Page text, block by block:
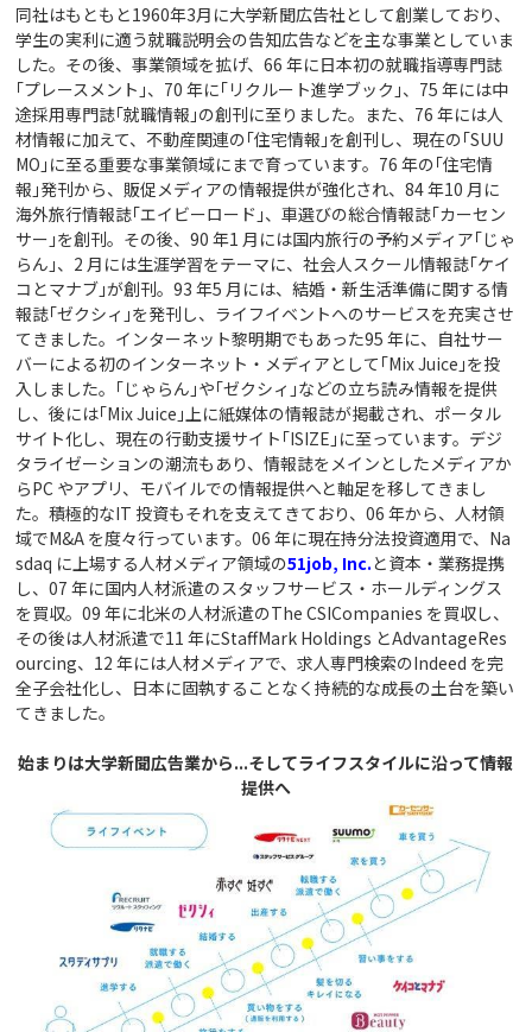
同社はもともと1960年3月に大学新聞広告社として創業しており、
学生の実利に適う就職説明会の告知広告などを主な事業としていま
した。その後、事業領域を拡げ、66 年に日本初の就職指導専門誌
｢プレースメント｣、70 年に｢リクルート進学ブック｣、75 年には中
途採用専門誌｢就職情報｣の創刊に至りました。また、76 年には人
材情報に加えて、不動産関連の｢住宅情報｣を創刊し、現在の｢SUU
MO｣に至る重要な事業領域にまで育っています。76 年の｢住宅情
報｣発刊から、販促メディアの情報提供が強化され、84 年10 月に
海外旅行情報誌｢エイビーロード｣、車選びの総合情報誌｢カーセン
サー｣を創刊。その後、90 年1 月には国内旅行の予約メディア｢じゃ
らん｣、2 月には生涯学習をテーマに、社会人スクール情報誌｢ケイ
コとマナブ｣が創刊。93 年5 月には、結婚・新生活準備に関する情
報誌｢ゼクシィ｣を発刊し、ライフイベントへのサービスを充実させ
てきました。インターネット黎明期でもあった95 年に、自社サー
バーによる初のインターネット・メディアとして｢Mix Juice｣を投
入しました。｢じゃらん｣や｢ゼクシィ｣などの立ち読み情報を提供
し、後には｢Mix Juice｣上に紙媒体の情報誌が掲載され、ポータル
サイト化し、現在の行動支援サイト｢ISIZE｣に至っています。デジ
タライゼーションの潮流もあり、情報誌をメインとしたメディアか
らPC やアプリ、モバイルでの情報提供へと軸足を移してきまし
た。積極的なIT 投資もそれを支えてきており、06 年から、人材領
域でM&A を度々行っています。06 年に現在持分法投資適用で、Na
sdaq に上場する人材メディア領域の51job, Inc.と資本・業務提携
し、07 年に国内人材派遣のスタッフサービス・ホールディングス
を買収。09 年に北米の人材派遣のThe CSICompanies を買収し、
その後は人材派遣で11 年にStaffMark Holdings とAdvantageRes
ourcing、12 年には人材メディアで、求人専門検索のIndeed を完
全子会社化し、日本に固執することなく持続的な成長の土台を築い
てきました。
始まりは大学新聞広告業から...そしてライフスタイルに沿って情報
提供へ